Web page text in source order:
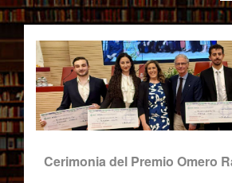
Cerimonia del Premio Omero